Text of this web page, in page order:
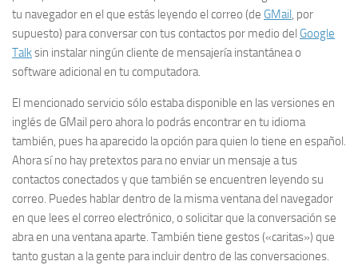
tu navegador en el que estás leyendo el correo (de GMail, por
supuesto) para conversar con tus contactos por medio del Google
Talksin instalar ningún cliente de mensajería instantánea o
software adicional en tu computadora.
El mencionado servicio sólo estaba disponible en las versiones en
inglés de GMail pero ahora lo podrás encontrar en tu idioma
también, pues ha aparecido la opción para quien lo tiene en español.
Ahora sí no hay pretextos para no enviar un mensaje a tus
contactos conectados y que también se encuentren leyendo su
correo. Puedes hablar dentro de la misma ventana del navegador
en que lees el correo electrónico, o solicitar que la conversación se
abra en una ventana aparte. También tiene gestos («caritas») que
tanto gustan a la gente para incluir dentro de las conversaciones.